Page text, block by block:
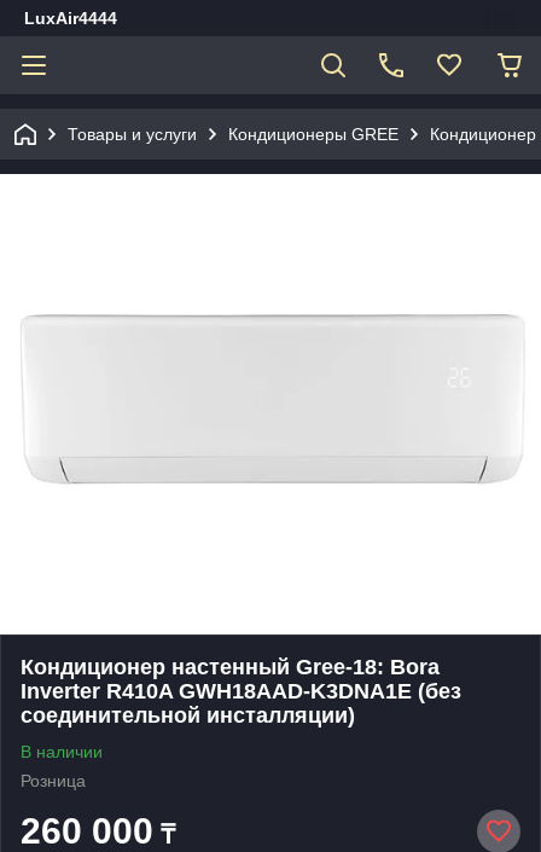
LuxAir4444
Товары и услуги Кондиционеры GREE Кондиционер
Кондиционер настенный Gree-18: Bora
Inverter R410A GWH18AAD-K3DNA1E (без
соединительной инсталляции)
В наличии
Розница
260 000 ₸